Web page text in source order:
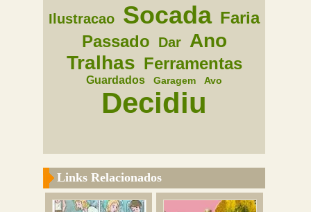
Ilustracao Socada Faria
Passado
Dar
Ano
Tralhas Ferramentas
Guardados Garagem Avo
Decidiu
Links Relacionados